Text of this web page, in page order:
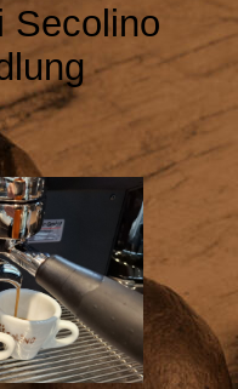
Secolino